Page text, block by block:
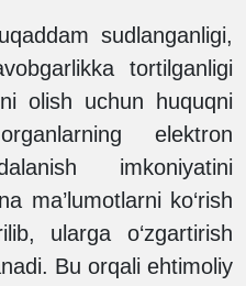
sudlanganligi,
tortilganligi
olish uchun huquqni
elektron
imkoniyatini
ma’lumotlarni ko‘rish
ularga o‘zgartirish
Bu orqali ehtimoliy